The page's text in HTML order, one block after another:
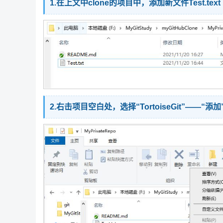
1.在上文中clone的项目中，添加新文件Test.text
2.右击项目空白处，选择“TortoiseGit”——“添加